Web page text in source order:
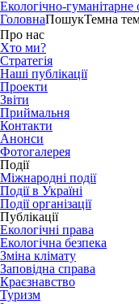
Екологічно-гуманітарне
ГоловнаПошукТемна
Про нас
Хто ми?
Стратегія
Наші публікації
Проекти
Звіти
Приймальня
Контакти
Анонси
Фотогалерея
Події
Міжнародні події
Події в Україні
Події організації
Публікації
Екологічні права
Екологічна безпека
Зміна клімату
Заповідна справа
Краєзнавство
Туризм